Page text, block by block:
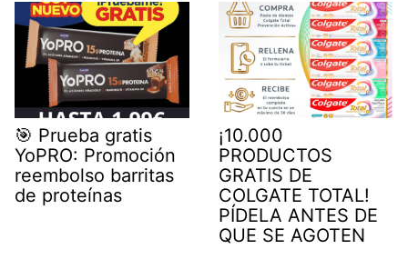
🎯 Prueba gratis
YoPRO: Promoción
reembolso barritas
de proteínas
¡10.000
PRODUCTOS
GRATIS DE
COLGATE TOTAL!
PÍDELA ANTES DE
QUE SE AGOTEN